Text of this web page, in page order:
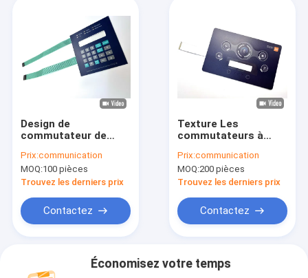
Design de
commutateur de
électronique
personnalisé avec
LED teintée intégrée
Prix:communication
MOQ:100 pièces
Trouvez les derniers prix
Contactez
Texture Les
commutateurs à
personnalisés à LED
latéraux Mylar avec
une hauteur de molex
Prix:communication
MOQ:200 pièces
Trouvez les derniers prix
Contactez
Économisez votre temps